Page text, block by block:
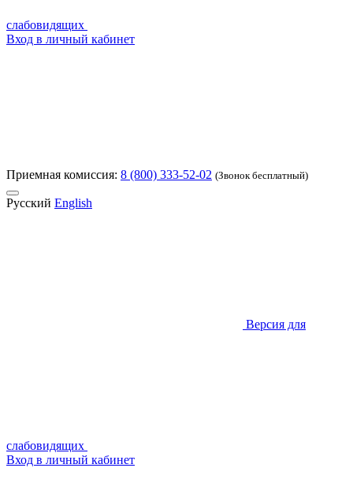
слабовидящих
Вход в личный кабинет
Приемная комиссия: 8 (800) 333-52-02 (Звонок бесплатный)
Русский English
Версия для
слабовидящих
Вход в личный кабинет